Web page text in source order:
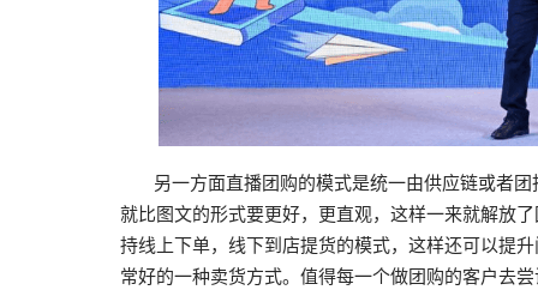
另一方面直播团购的模式是统一由供应链或者团
就比图文的形式要更好，更直观，这样一来就解放
持线上下单，线下到店提货的模式，这样还可以提
常好的一种卖货方式。值得每一个做团购的客户去